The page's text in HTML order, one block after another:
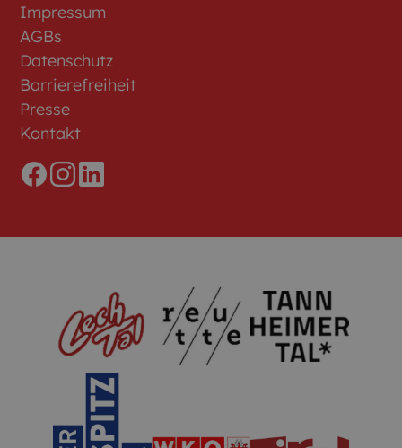
Impressum
AGBs
Datenschutz
Barrierefreiheit
Presse
Kontakt